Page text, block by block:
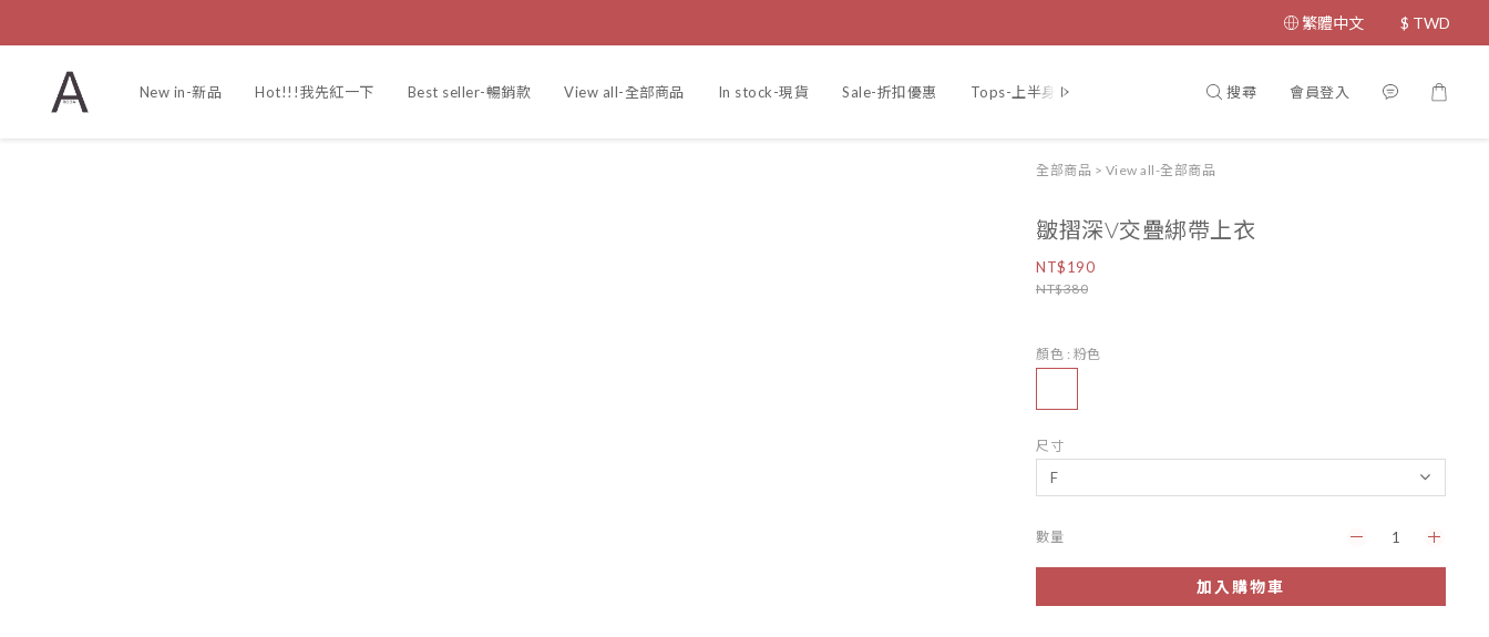
繁體中文 $ TWD
New in-新品 Hot!!!我先紅一下 Best seller-暢銷款 View all-全部商品 In stock-現貨 Sale-折扣優惠 Tops-上半身 Coat-外套 Dress-洋裝
搜尋 會員登入
全部商品 > View all-全部商品
皺摺深V交疊綁帶上衣
NT$190
NT$380
顏色 : 粉色
尺寸
數量
加入購物車